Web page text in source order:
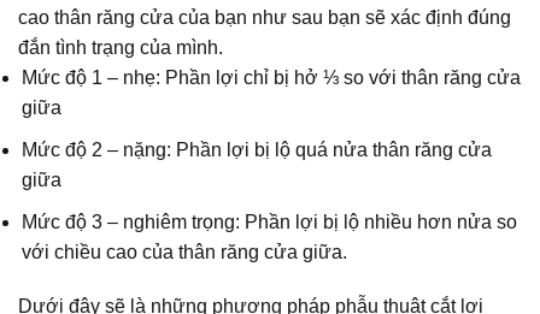
cao thân răng cửa của bạn như sau bạn sẽ xác định đúng
đắn tình trạng của mình.
Mức độ 1 – nhẹ: Phần lợi chỉ bị hở ⅓ so với thân răng cửa
giữa
Mức độ 2 – nặng: Phần lợi bị lộ quá nửa thân răng cửa
giữa
Mức độ 3 – nghiêm trọng: Phần lợi bị lộ nhiều hơn nửa so
với chiều cao của thân răng cửa giữa.
Dưới đây sẽ là những phương pháp phẫu thuật cắt lợi